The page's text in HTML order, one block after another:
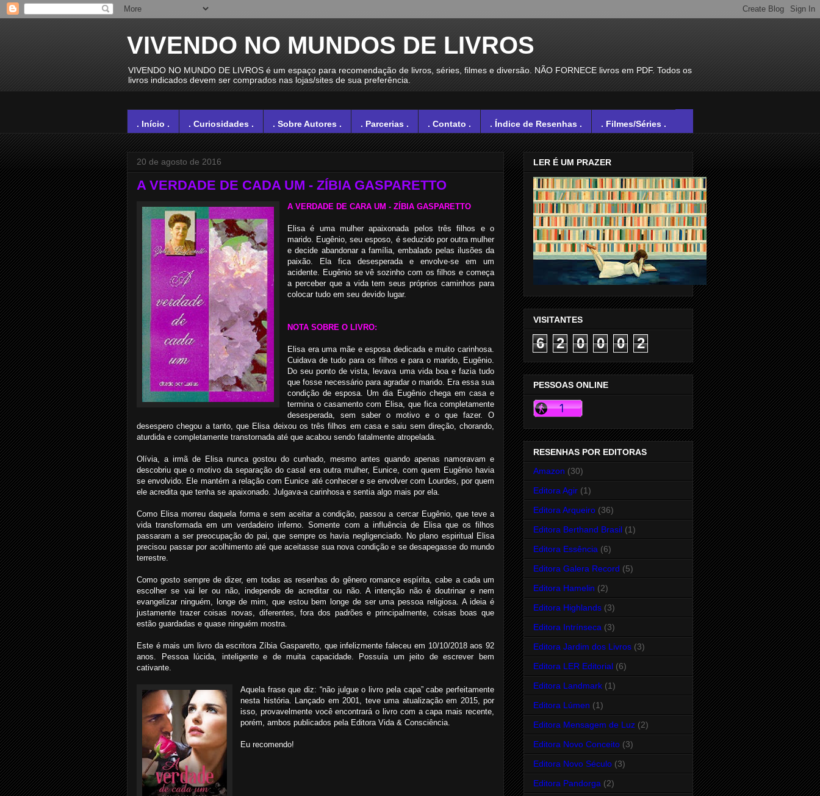
VIVENDO NO MUNDOS DE LIVROS
VIVENDO NO MUNDO DE LIVROS é um espaço para recomendação de livros, séries, filmes e diversão. NÃO FORNECE livros em PDF. Todos os
livros indicados devem ser comprados nas lojas/sites de sua preferência.
. Início . . Curiosidades . . Sobre Autores . . Parcerias . . Contato . . Índice de Resenhas . . Filmes/Séries .
20 de agosto de 2016
A VERDADE DE CADA UM - ZÍBIA GASPARETTO
A VERDADE DE CARA UM - ZÍBIA GASPARETTO
Elisa é uma mulher apaixonada pelos três filhos e o
marido. Eugênio, seu esposo, é seduzido por outra mulher
e decide abandonar a família, embalado pelas ilusões da
paixão. Ela fica desesperada e envolve-se em um
acidente. Eugênio se vê sozinho com os filhos e começa
a perceber que a vida tem seus próprios caminhos para
colocar tudo em seu devido lugar.
NOTA SOBRE O LIVRO:
Elisa era uma mãe e esposa dedicada e muito carinhosa.
Cuidava de tudo para os filhos e para o marido, Eugênio.
Do seu ponto de vista, levava uma vida boa e fazia tudo
que fosse necessário para agradar o marido. Era essa sua
condição de esposa. Um dia Eugênio chega em casa e
termina o casamento com Elisa, que fica completamente
desesperada, sem saber o motivo e o que fazer. O
desespero chegou a tanto, que Elisa deixou os três filhos em casa e saiu sem direção, chorando,
aturdida e completamente transtornada até que acabou sendo fatalmente atropelada.
Olívia, a irmã de Elisa nunca gostou do cunhado, mesmo antes quando apenas namoravam e
descobriu que o motivo da separação do casal era outra mulher, Eunice, com quem Eugênio havia
se envolvido. Ele mantém a relação com Eunice até conhecer e se envolver com Lourdes, por quem
ele acredita que tenha se apaixonado. Julgava-a carinhosa e sentia algo mais por ela.
Como Elisa morreu daquela forma e sem aceitar a condição, passou a cercar Eugênio, que teve a
vida transformada em um verdadeiro inferno. Somente com a influência de Elisa que os filhos
passaram a ser preocupação do pai, que sempre os havia negligenciado. No plano espiritual Elisa
precisou passar por acolhimento até que aceitasse sua nova condição e se desapegasse do mundo
terrestre.
Como gosto sempre de dizer, em todas as resenhas do gênero romance espírita, cabe a cada um
escolher se vai ler ou não, independe de acreditar ou não. A intenção não é doutrinar e nem
evangelizar ninguém, longe de mim, que estou bem longe de ser uma pessoa religiosa. A ideia é
justamente trazer coisas novas, diferentes, fora dos padrões e principalmente, coisas boas que
estão guardadas e quase ninguém mostra.
Este é mais um livro da escritora Zíbia Gasparetto, que infelizmente faleceu em 10/10/2018 aos 92
anos. Pessoa lúcida, inteligente e de muita capacidade. Possuía um jeito de escrever bem
cativante.
Aquela frase que diz: “não julgue o livro pela capa” cabe perfeitamente
nesta história. Lançado em 2001, teve uma atualização em 2015, por
isso, provavelmente você encontrará o livro com a capa mais recente,
porém, ambos publicados pela Editora Vida & Consciência.
Eu recomendo!
LER É UM PRAZER
VISITANTES
6 2 0 0 0 2
PESSOAS ONLINE
RESENHAS POR EDITORAS
Amazon (30)
Editora Agir (1)
Editora Arqueiro (36)
Editora Berthand Brasil (1)
Editora Essência (6)
Editora Galera Record (5)
Editora Hamelin (2)
Editora Highlands (3)
Editora Intrínseca (3)
Editora Jardim dos Livros (3)
Editora LER Editorial (6)
Editora Landmark (1)
Editora Lúmen (1)
Editora Mensagem de Luz (2)
Editora Novo Conceito (3)
Editora Novo Século (3)
Editora Pandorga (2)